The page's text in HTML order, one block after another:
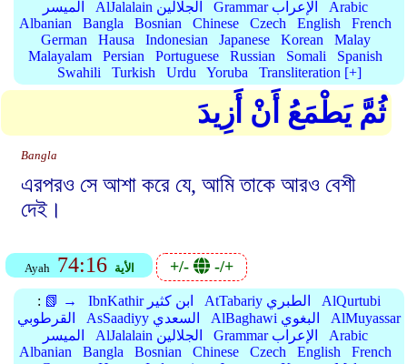
الميسر
AlJalalain الجلالين Grammar الإعراب
Arabic
Albanian
Bangla Bosnian Chinese Czech English
French
German
Hausa Indonesian Japanese Korean
Malay
Malayalam
Persian Portuguese Russian Somali
Spanish
Swahili
Turkish Urdu Yoruba Transliteration [+]
ثُمَّ يَطْمَعُ أَنْ أَزِيدَ
Bangla
এরপরও সে আশা করে যে, আমি তাকে আরও বেশী
দেই।
Ayah 74:16 الأية +/- -/+
: 📗 → IbnKathir ابن كثير AtTabariy الطبري
AlQurtubi
القرطوبي
AsSaadiyy السعدي AlBaghawi البغوي
AlMuyassar
الميسر
AlJalalain الجلالين Grammar الإعراب
Arabic
Albanian
Bangla Bosnian Chinese Czech English
French